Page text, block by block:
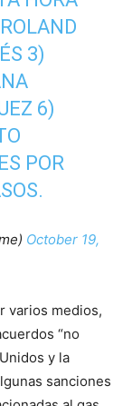
3)
6)
POR
October 19,
varios medios,
“no
y la
sanciones